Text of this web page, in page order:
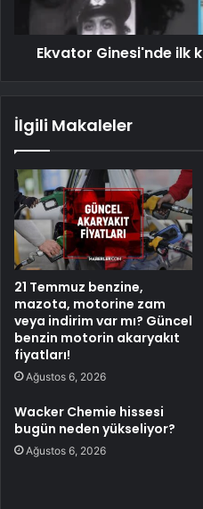
Ekvator Ginesi'nde ilk
İlgili Makaleler
21 Temmuz benzine,
mazota, motorine zam
veya indirim var mı? Güncel
benzin motorin akaryakıt
fiyatları!
Ağustos 6, 2026
Wacker Chemie hissesi
bugün neden yükseliyor?
Ağustos 6, 2026